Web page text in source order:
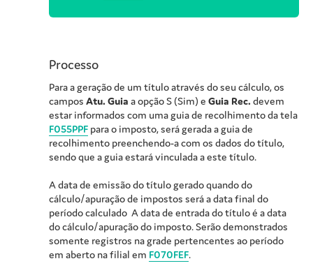
Processo
Para a geração de um título através do seu cálculo, os
campos Atu. Guia a opção S (Sim) e Guia Rec.devem
estar informados com uma guia de recolhimento da tela
F055PPF para o imposto, será gerada a guia de
recolhimento preenchendo-a com os dados do título,
sendo que a guia estará vinculada a este título.
A data de emissão do título gerado quando do
cálculo/apuração de impostos será a data final do
período calculado A data de entrada do título é a data
do cálculo/apuração do imposto. Serão demonstrados
somente registros na grade pertencentes ao período
em aberto na filial em F070FEF.